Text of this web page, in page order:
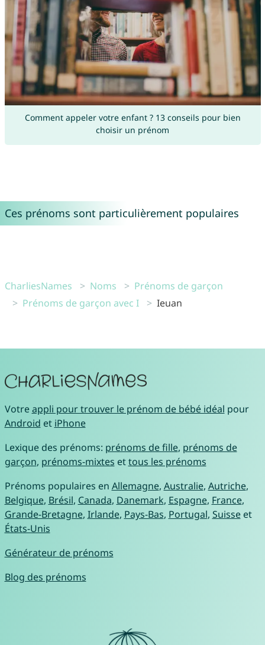
Comment appeler votre enfant ? 13 conseils pour bien
choisir un prénom
Ces prénoms sont particulièrement populaires
CharliesNames Noms
Prénoms de garçon
Prénoms de garçon avec I
Ieuan
Votreappli pour trouver le prénom de bébé idéal pour
Android et iPhone
Lexique des prénoms: prénoms de fille, prénoms de
garçon, prénoms-mixtes ettous les prénoms
Prénoms populaires en Allemagne, Australie, Autriche,
Belgique, Brésil, Canada, Danemark, Espagne, France,
Grande-Bretagne, Irlande, Pays-Bas, Portugal, Suisseet
États-Unis
Générateur de prénoms
Blog des prénoms